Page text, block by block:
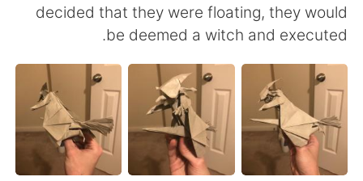
Português
decided that they were floating, they would
be deemed a witch and executed.